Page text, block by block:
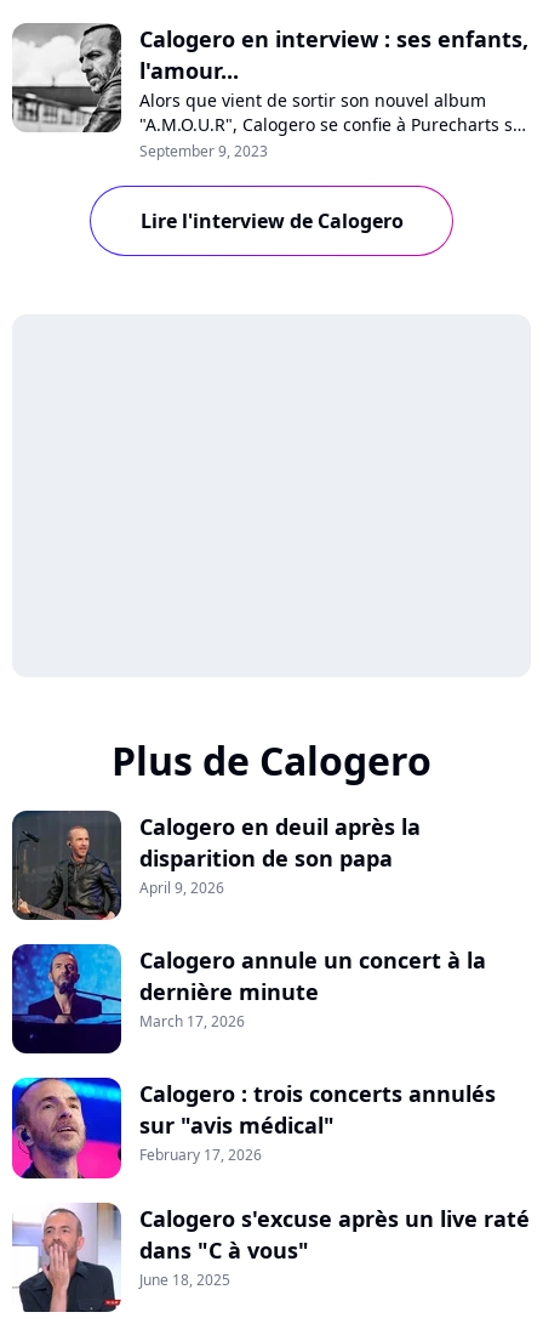
Calogero en interview : ses enfants,
l'amour...
Alors que vient de sortir son nouvel album
"A.M.O.U.R", Calogero se confie à Purecharts sur
la pression, sa vision de l'amour, son optimisme
disques ou encore ses enfants qui chantent sur
quelques titres. Interview avec un artiste
September 9, 2023
Lire l'interview de Calogero
Plus de Calogero
Calogero en deuil après la
disparition de son papa
April 9, 2026
Calogero annule un concert à la
dernière minute
March 17, 2026
Calogero : trois concerts annulés
sur "avis médical"
February 17, 2026
Calogero s'excuse après un live raté
dans "C à vous"
June 18, 2025